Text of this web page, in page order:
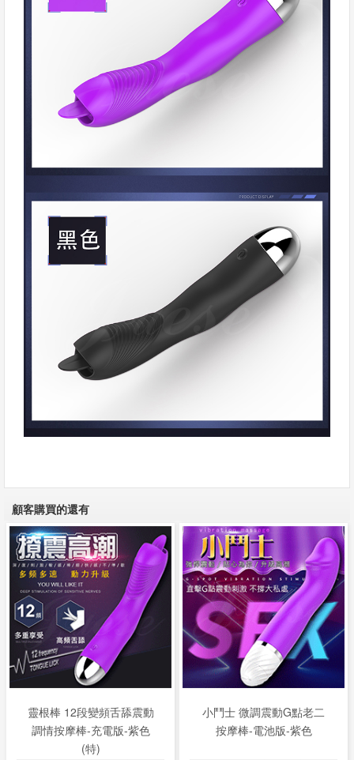
顧客購買的還有
靈根棒 12段變頻舌舔震動
調情按摩棒-充電版-紫色
(特)
小鬥士 微調震動G點老二
按摩棒-電池版-紫色